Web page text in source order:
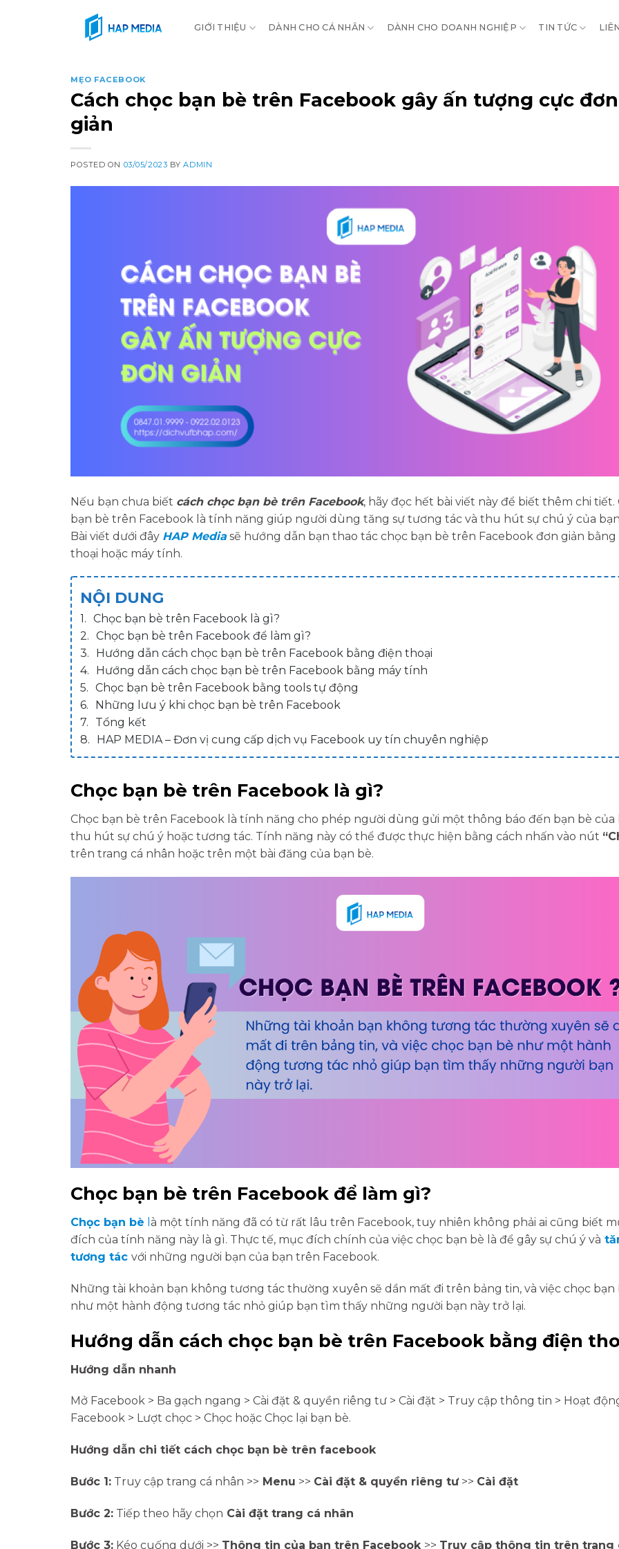
GIỚI THIỆU DÀNH CHO CÁ NHÂN DÀNH CHO DOANH NGHIỆP TIN TỨC
MẸO FACEBOOK
Cách chọc bạn bè trên Facebook gây ấn tượng cực đơn
giản
POSTED ON 03/05/2023 BYADMIN
Nếu bạn chưa biết cách chọc bạn bè trên Facebook, hãy đọc hết bài viết này để biết thêm chi tiết.
bạn bè trên Facebook là tính năng giúp người dùng tăng sự tương tác và thu hút sự chú ý của
Bài viết dưới đây HAP Mediasẽ hướng dẫn bạn thao tác chọc bạn bè trên Facebook đơn giản bằng
thoại hoặc máy tính.
NỘI DUNG
Chọc bạn bè trên Facebook là gì?
Chọc bạn bè trên Facebook để làm gì?
Hướng dẫn cách chọc bạn bè trên Facebook bằng điện thoại
Hướng dẫn cách chọc bạn bè trên Facebook bằng máy tính
Chọc bạn bè trên Facebook bằng tools tự động
Những lưu ý khi chọc bạn bè trên Facebook
Tổng kết
HAP MEDIA – Đơn vị cung cấp dịch vụ Facebook uy tín chuyên nghiệp
Chọc bạn bè trên Facebook là gì?
Chọc bạn bè trên Facebook là tính năng cho phép người dùng gửi một thông báo đến bạn bè của
thu hút sự chú ý hoặc tương tác. Tính năng này có thể được thực hiện bằng cách nhấn vào nút
trên trang cá nhân hoặc trên một bài đăng của bạn bè.
Chọc bạn bè trên Facebook để làm gì?
Chọc bạn bè à một tính năng đã có từ rất lâu trên Facebook, tuy nhiên không phải ai cũng biết
đích của tính năng này là gì. Thực tế, mục đích chính của việc chọc bạn bè là để gây sự chú ý và
tương tác với những người bạn của bạn trên Facebook.
Những tài khoản bạn không tương tác thường xuyên sẽ dần mất đi trên bảng tin, và việc chọc bạn
như một hành động tương tác nhỏ giúp bạn tìm thấy những người bạn này trở lại.
Hướng dẫn cách chọc bạn bè trên Facebook bằng điện
Hướng dẫn nhanh
Mở Facebook > Ba gạch ngang > Cài đặt & quyền riêng tư > Cài đặt > Truy cập thông tin > Hoạt
Facebook > Lượt chọc > Chọc hoặc Chọc lại bạn bè.
Hướng dẫn chi tiết cách chọc bạn bè trên facebook
Bước 1: Truy cập trang cá nhân >> Menu >> Cài đặt & quyền riêng tư>> Cài đặt
Bước 2: Tiếp theo hãy chọn Cài đặt trang cá nhân
Bước 3: Kéo cuống dưới >> Thông tin của bạn trên Facebook >> Truy cập thông tin trên trang